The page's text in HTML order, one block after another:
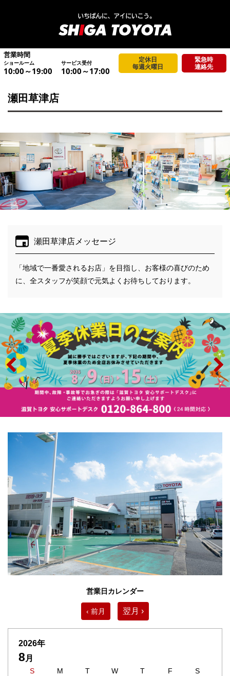
営業時間
ショールーム
10:00～19:00
サービス受付
10:00～17:00
定休日
毎週火曜日
緊急時
連絡先
瀬田草津店
瀬田草津店メッセージ
「地域で一番愛されるお店」を目指し、お客様の喜びのため
に、全スタッフが笑顔で元気よくお待ちしております。
Previo Next
営業日カレンダー
‹ 前月 翌月 ›
2026年
8 月
S M T W T F S